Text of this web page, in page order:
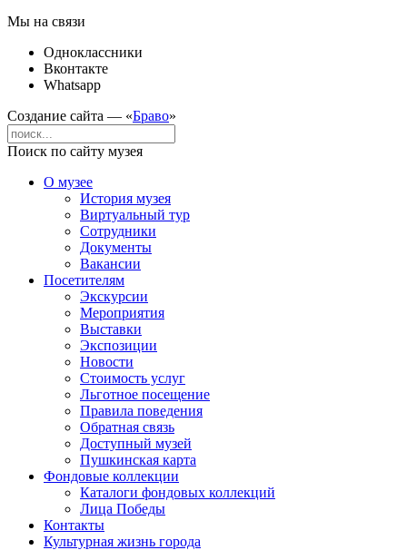
Мы на связи
Одноклассники
Вконтакте
Whatsapp
Создание сайта — «Браво»
Поиск по сайту музея
О музее
История музея
Виртуальный тур
Сотрудники
Документы
Вакансии
Посетителям
Экскурсии
Мероприятия
Выставки
Экспозиции
Новости
Стоимость услуг
Льготное посещение
Правила поведения
Обратная связь
Доступный музей
Пушкинская карта
Фондовые коллекции
Каталоги фондовых коллекций
Лица Победы
Контакты
Культурная жизнь города